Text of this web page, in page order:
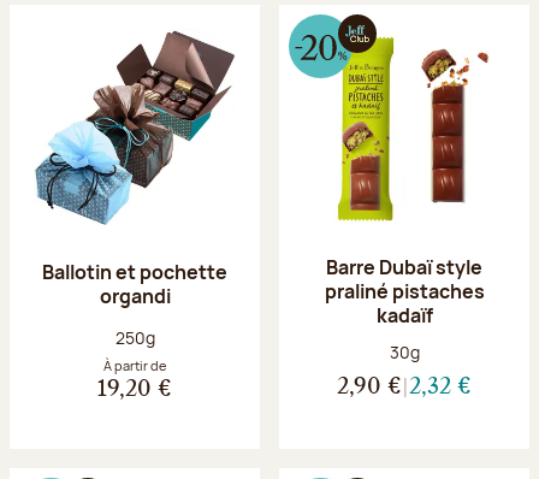
Ballotin et pochette
organdi
Poids net :
250g
À partir de
19,20 €
Barre Dubaï style
praliné pistaches
kadaïf
Poids net :
30g
2,90 € 2,32 €